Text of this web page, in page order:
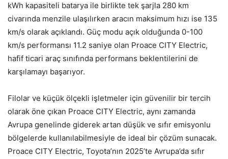
kWh kapasiteli batarya ile birlikte tek şarjla 280 km
civarında menzile ulaşılırken aracın maksimum hızı ise 135
km/s olarak açıklandı. Güç modu açık olduğunda 0-100
km/s performansı 11.2 saniye olan Proace CITY Electric,
hafif ticari araç sınıfında performans beklentilerini de
karşılamayı başarıyor.
Filolar ve küçük ölçekli işletmeler için güvenilir bir tercih
olarak öne çıkan Proace CITY Electric, aynı zamanda
Avrupa genelinde giderek artan düşük ve sıfır emisyonlu
bölgelerde kullanılabilmesiyle de ideal bir çözüm sunacak.
Proace CITY Electric, Toyota’nın 2025’te Avrupa’da sıfır